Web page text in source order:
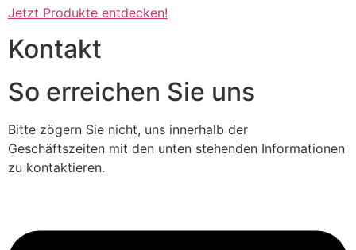
Jetzt Produkte entdecken!
Kontakt
So erreichen Sie uns
Bitte zögern Sie nicht, uns innerhalb der
Geschäftszeiten mit den unten stehenden Informationen
zu kontaktieren.